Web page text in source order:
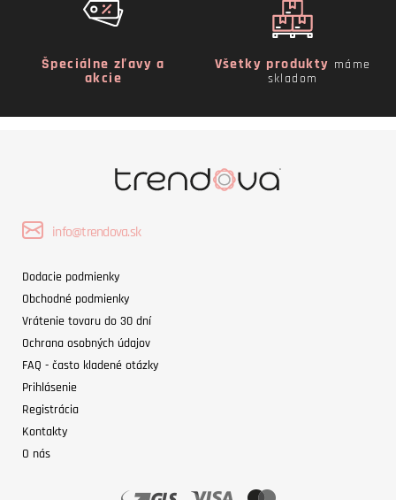
Špeciálne zľavy a
akcie
Všetky produkty máme
skladom
info@trendova.sk
Dodacie podmienky
Obchodné podmienky
Vrátenie tovaru do 30 dní
Ochrana osobných údajov
FAQ - často kladené otázky
Prihlásenie
Registrácia
Kontakty
O nás